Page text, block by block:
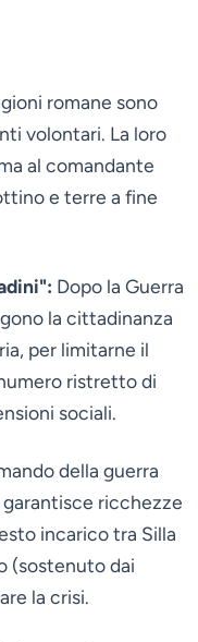
romane sono
volontari. La loro
al comandante
e terre a fine
Dopo la Guerra
la cittadinanza
per limitarne il
ristretto di
sociali.
della guerra
ricchezze
incarico tra Silla
(sostenuto dai
la crisi.